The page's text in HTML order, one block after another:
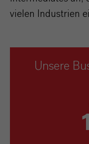
vielen Industrien
Unsere